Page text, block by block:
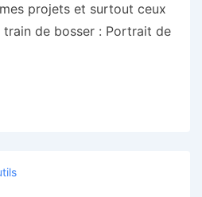
projets et surtout ceux
train de bosser : Portrait de